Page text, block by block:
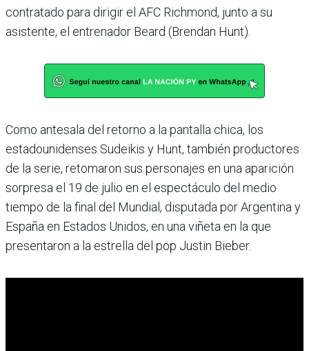
contratado para dirigir el AFC Richmond, junto a su
asistente, el entrenador Beard (Brendan Hunt).
Como antesala del retorno a la pantalla chica, los
estadounidenses Sudeikis y Hunt, también productores
de la serie, retomaron sus personajes en una aparición
sorpresa el 19 de julio en el espectáculo del medio
tiempo de la final del Mundial, disputada por Argentina y
España en Estados Unidos, en una viñeta en la que
presentaron a la estrella del pop Justin Bieber.